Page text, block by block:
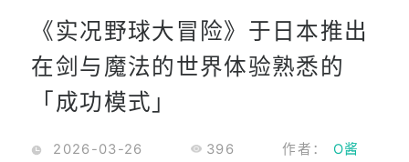
《实况野球大冒险》于日本推出
在剑与魔法的世界体验熟悉的
「成功模式」
2026-03-26 396 作者： O酱